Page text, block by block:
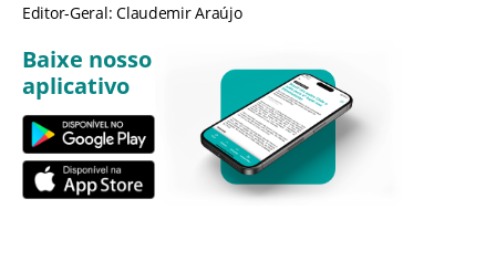
Editor-Geral: Claudemir Araújo
Baixe nosso
aplicativo